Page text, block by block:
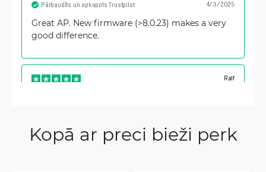
4/3/2025
Pārbaudīts un apkopots Trustpilot
Great AP. New firmware (>8.0.23) makes a very
good difference.
Ralf
Kopā ar preci bieži perk